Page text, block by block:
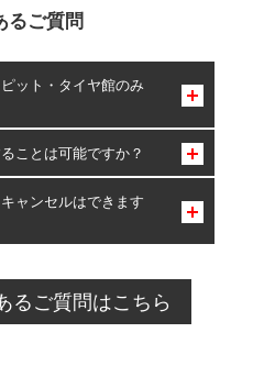
るご質問
ット・タイヤ館のみ
みとなります。
ことは可能ですか？
可能です。
合わせに限り、同時にご予約が
ャンセルはできます
を過ぎている場合のご予約
は、直接ご予約の店舗まで
るご質問はこちら